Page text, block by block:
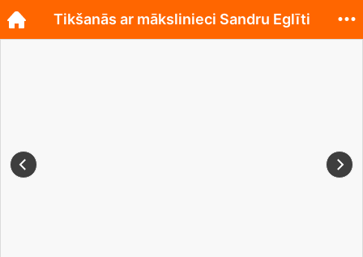
Tikšanās ar mākslinieci Sandru Eglīti